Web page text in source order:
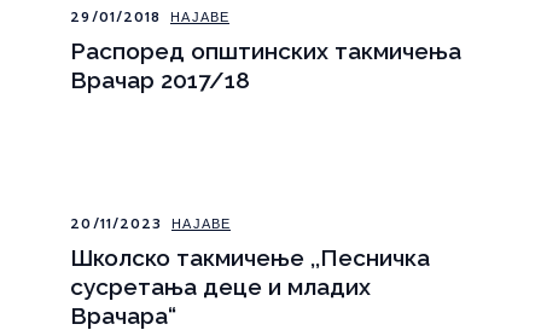
29/01/2018 НАЈАВЕ
Распоред општинских такмичења
Врачар 2017/18
20/11/2023 НАЈАВЕ
Школско такмичење ,,Песничка
сусретања деце и младих
Врачара“